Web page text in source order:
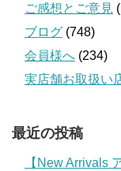
ご感想とご意見
ブログ (748)
会員様へ (234)
実店舗お取扱い
最近の投稿
【New Arrivals